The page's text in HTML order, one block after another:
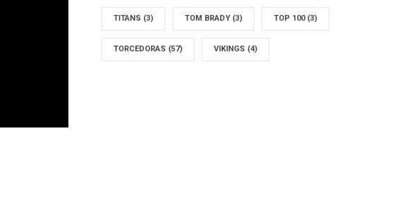
TITANS (3) TOM BRADY (3) TOP 100 (3)
TORCEDORAS (57) VIKINGS (4)